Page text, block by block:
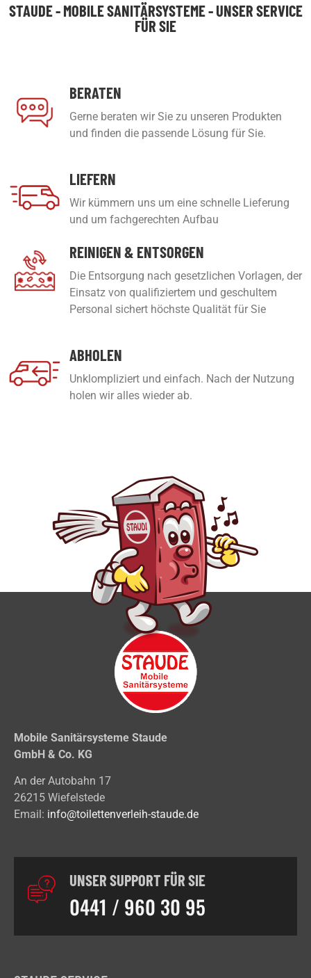
STAUDE - MOBILE SANITÄRSYSTEME - UNSER SERVICE
FÜR SIE
BERATEN
Gerne beraten wir Sie zu unseren Produkten
und finden die passende Lösung für Sie.
LIEFERN
Wir kümmern uns um eine schnelle Lieferung
und um fachgerechten Aufbau
REINIGEN & ENTSORGEN
Die Entsorgung nach gesetzlichen Vorlagen, der
Einsatz von qualifiziertem und geschultem
Personal sichert höchste Qualität für Sie
ABHOLEN
Unklompliziert und einfach. Nach der Nutzung
holen wir alles wieder ab.
Mobile Sanitärsysteme Staude
GmbH & Co. KG
An der Autobahn 17
26215 Wiefelstede
Email: info@toilettenverleih-staude.de
UNSER SUPPORT FÜR SIE
0441 / 960 30 95